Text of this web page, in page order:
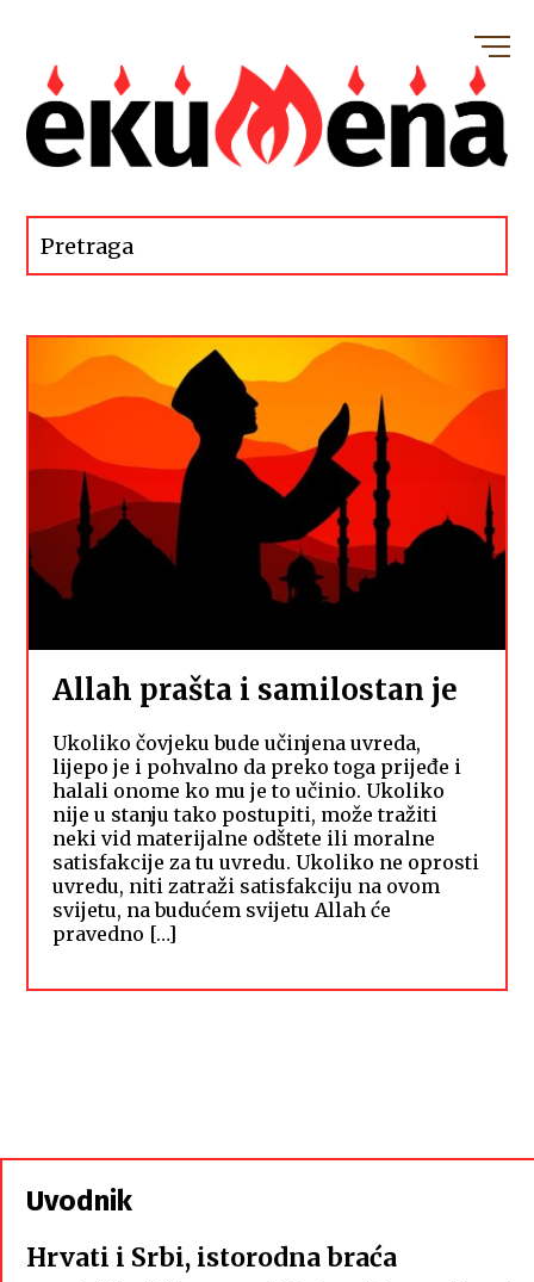
Allah prašta i samilostan je
Ukoliko čovjeku bude učinjena uvreda,
lijepo je i pohvalno da preko toga prijeđe i
halali onome ko mu je to učinio. Ukoliko
nije u stanju tako postupiti, može tražiti
neki vid materijalne odštete ili moralne
satisfakcije za tu uvredu. Ukoliko ne oprosti
uvredu, niti zatraži satisfakciju na ovom
svijetu, na budućem svijetu Allah će
pravedno […]
Uvodnik
Hrvati i Srbi, istorodna braća